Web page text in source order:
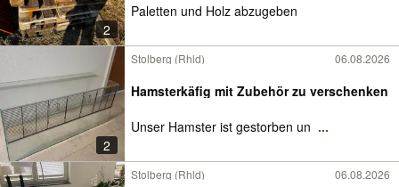
2
Paletten und Holz abzugeben
2
Stolberg (Rhld) 06.08.2026
Hamsterkäfig mit Zubehör zu verschenken
Unser Hamster ist gestorben un ...
Stolberg (Rhld) 06.08.2026